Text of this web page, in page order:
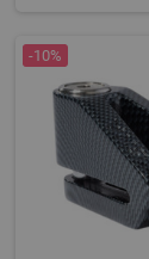
-10%